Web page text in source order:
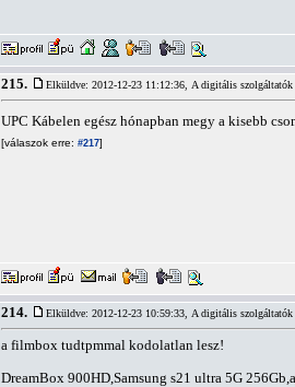
215. Elküldve: 2012-12-23 11:12:36, A digitális szolgáltatók
UPC Kábelen egész hónapban megy a kisebb
[válaszok erre: #217]
214. Elküldve: 2012-12-23 10:59:33, A digitális szolgáltatók
a filmbox tudtpmmal kodolatlan lesz!
DreamBox 900HD,Samsung s21 ultra 5G